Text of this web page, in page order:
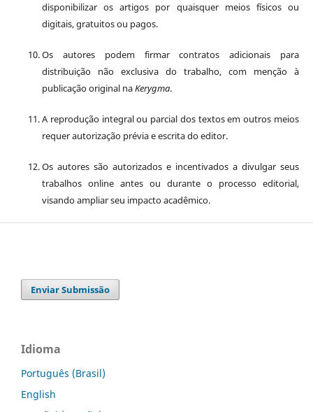
disponibilizar os artigos por quaisquer meios físicos ou
digitais, gratuitos ou pagos.
Os autores podem firmar contratos adicionais para
distribuição não exclusiva do trabalho, com menção à
publicação original naKerygma.
A reprodução integral ou parcial dos textos em outros meios
requer autorização prévia e escrita do editor.
Os autores são autorizados e incentivados a divulgar seus
trabalhos online antes ou durante o processo editorial,
visando ampliar seu impacto acadêmico.
Enviar Submissão
Idioma
Português (Brasil)
English